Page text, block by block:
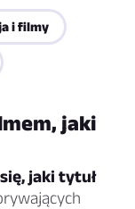
i filmy
jaki
jaki tytuł